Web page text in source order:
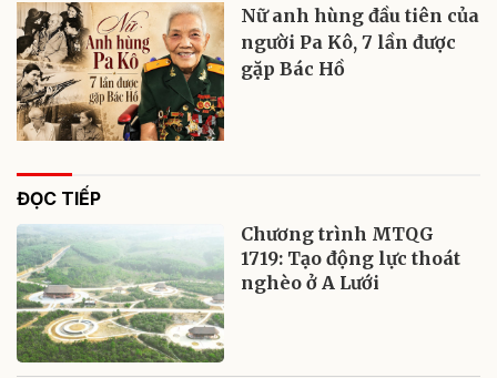
Nữ anh hùng đầu tiên của
người Pa Kô, 7 lần được
gặp Bác Hồ
ĐỌC TIẾP
Chương trình MTQG
1719: Tạo động lực thoát
nghèo ở A Lưới